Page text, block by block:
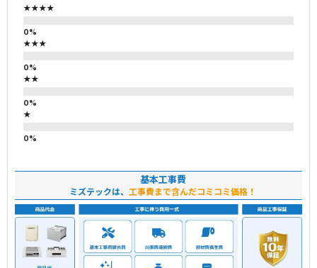
★★★★
★★★
★★
★
基本工事費
ミズテックは、 工事費まで含んだコミコミ価格！